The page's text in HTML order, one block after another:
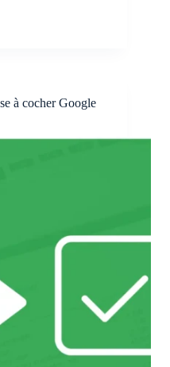
à cocher Google